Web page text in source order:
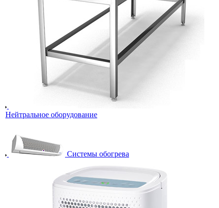
Нейтральное оборудование
Системы обогрева